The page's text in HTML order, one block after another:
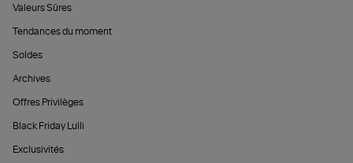
Valeurs Sûres
Tendances du moment
Soldes
Archives
Offres Privilèges
Black Friday Lulli
Exclusivités